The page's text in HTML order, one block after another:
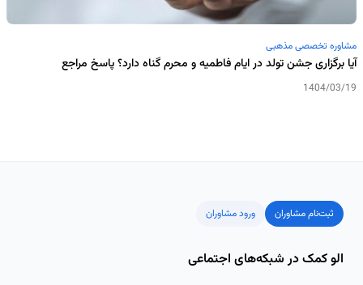
مشاوره تخصصی مذهبی
آیا برگزاری جشن تولد در ایام فاطمیه و محرم گناه دارد؟ پاسخ مراجع
1404/03/19
ثبت‌نام مشاوران ورود مشاوران
الو کمک در شبکه‌های اجتماعی